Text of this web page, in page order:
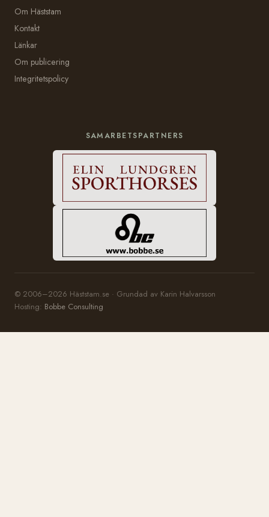
Om Häststam
Kontakt
Länkar
Om publicering
Integritetspolicy
SAMARBETSPARTNERS
© 2006–2026 Häststam.se · Grundad av Karin Halvarsson
Hosting: Bobbe Consulting